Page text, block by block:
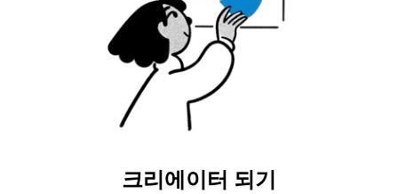
크리에이터 되기